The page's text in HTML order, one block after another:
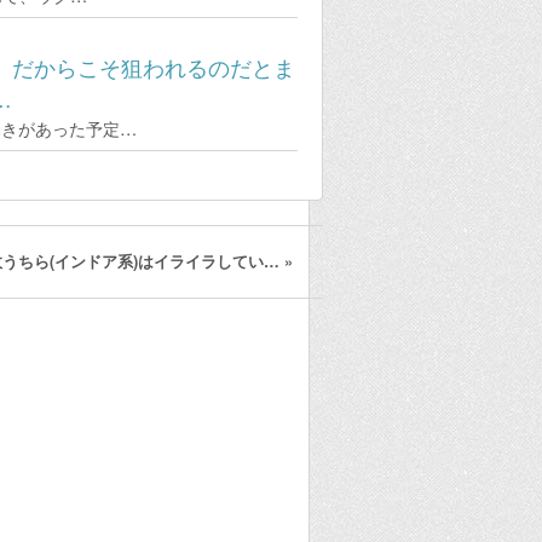
からこそ狙われるのだとま
があった予定…
ちら(インドア系)はイライラしてい… »